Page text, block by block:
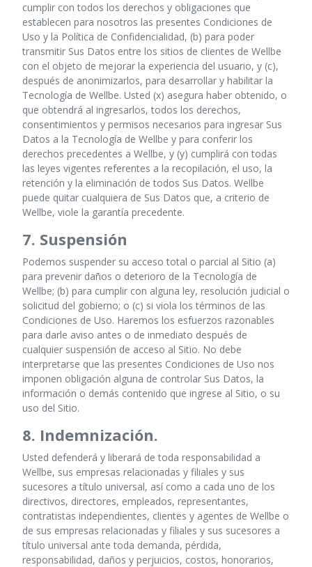
cumplir con todos los derechos y obligaciones que
establecen para nosotros las presentes Condiciones de
Uso y la Política de Confidencialidad, (b) para poder
transmitir Sus Datos entre los sitios de clientes de Wellbe
con el objeto de mejorar la experiencia del usuario, y (c),
después de anonimizarlos, para desarrollar y habilitar la
Tecnología de Wellbe. Usted (x) asegura haber obtenido, o
que obtendrá al ingresarlos, todos los derechos,
consentimientos y permisos necesarios para ingresar Sus
Datos a la Tecnología de Wellbe y para conferir los
derechos precedentes a Wellbe, y (y) cumplirá con todas
las leyes vigentes referentes a la recopilación, el uso, la
retención y la eliminación de todos Sus Datos. Wellbe
puede quitar cualquiera de Sus Datos que, a criterio de
Wellbe, viole la garantía precedente.
7. Suspensión
Podemos suspender su acceso total o parcial al Sitio (a)
para prevenir daños o deterioro de la Tecnología de
Wellbe; (b) para cumplir con alguna ley, resolución judicial o
solicitud del gobierno; o (c) si viola los términos de las
Condiciones de Uso. Haremos los esfuerzos razonables
para darle aviso antes o de inmediato después de
cualquier suspensión de acceso al Sitio. No debe
interpretarse que las presentes Condiciones de Uso nos
imponen obligación alguna de controlar Sus Datos, la
información o demás contenido que ingrese al Sitio, o su
uso del Sitio.
8. Indemnización.
Usted defenderá y liberará de toda responsabilidad a
Wellbe, sus empresas relacionadas y filiales y sus
sucesores a título universal, así como a cada uno de los
directivos, directores, empleados, representantes,
contratistas independientes, clientes y agentes de Wellbe o
de sus empresas relacionadas y filiales y sus sucesores a
título universal ante toda demanda, pérdida,
responsabilidad, daños y perjuicios, costos, honorarios,